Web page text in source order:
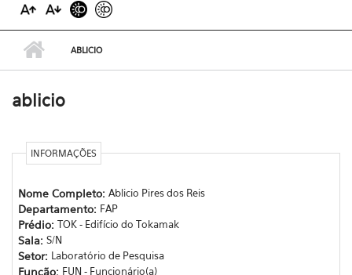
ABLICIO
ablicio
INFORMAÇÕES
Nome Completo: Ablicio Pires dos Reis
Departamento: FAP
Prédio: TOK - Edifício do Tokamak
Sala: S/N
Setor: Laboratório de Pesquisa
Função: FUN - Funcionário(a)